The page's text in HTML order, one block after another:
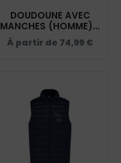
DOUDOUNE AVEC
MANCHES (HOMME) -
ECURIE COEUR DE
SOLOGNE -
À partir de 74,99 €